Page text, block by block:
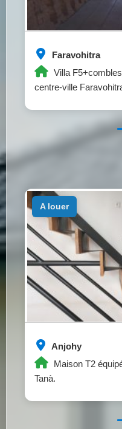
Faravohitra
Villa
centre-ville
Anjohy
Maison T2
Tanà.
a louer